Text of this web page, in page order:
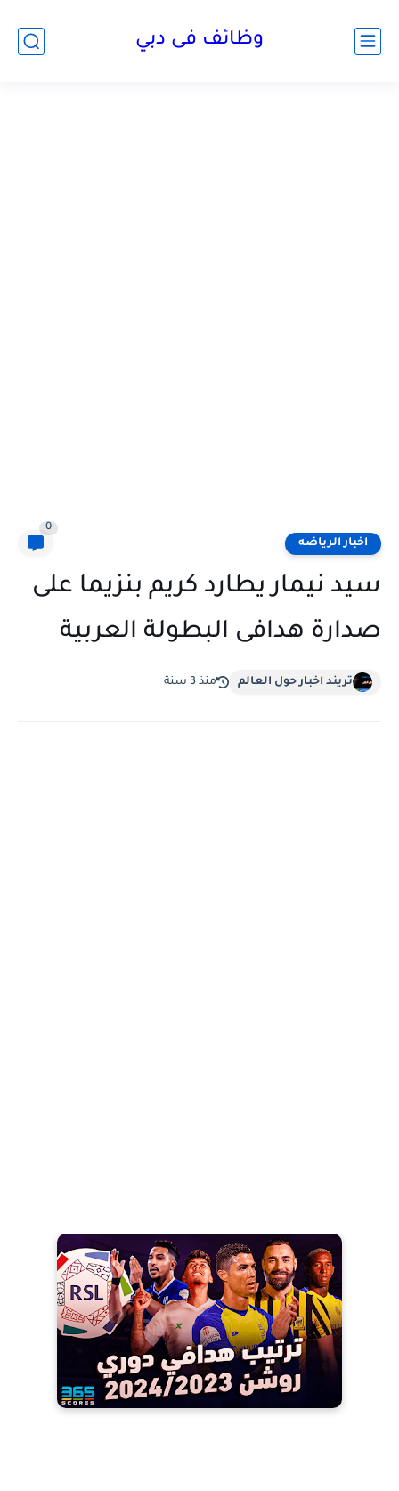
وظائف فى دبي
اخبار الرياضه
0
سيد نيمار يطارد كريم بنزيما على
صدارة هدافى البطولة العربية
تريند اخبار حول العالم منذ 3 سنة